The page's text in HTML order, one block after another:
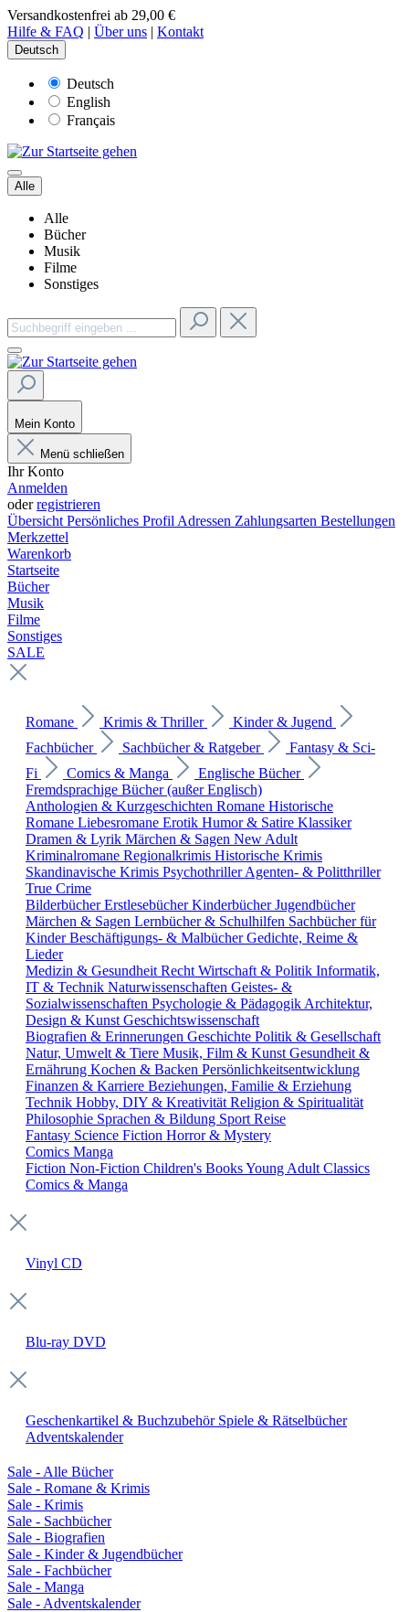
Versandkostenfrei ab 29,00 €
Hilfe & FAQ | Über uns | Kontakt
Deutsch
Deutsch
English
Français
Alle
Alle
Bücher
Musik
Filme
Sonstiges
Mein Konto
Menü schließen
Ihr Konto
Anmelden
oderregistrieren
Übersicht Persönliches Profil Adressen Zahlungsarten Bestellungen
Merkzettel
Warenkorb
Startseite
Bücher
Musik
Filme
Sonstiges
SALE
Romane Krimis & Thriller
Kinder & Jugend
Fachbücher
Sachbücher & Ratgeber
Fantasy & Sci-
Fi
Comics & Manga
Englische Bücher
Fremdsprachige Bücher (außer Englisch)
Anthologien & Kurzgeschichten Romane Historische
Romane Liebesromane Erotik Humor & Satire Klassiker
Dramen & Lyrik Märchen & Sagen New Adult
Kriminalromane Regionalkrimis Historische Krimis
Skandinavische Krimis PsychothrillerAgenten- & Politthriller
True Crime
BilderbücherErstlesebücherKinderbücherJugendbücher
Märchen & Sagen Lernbücher & Schulhilfen Sachbücher für
KinderBeschäftigungs- & MalbücherGedichte, Reime &
Lieder
Medizin & Gesundheit Recht Wirtschaft & Politik Informatik,
IT & Technik Naturwissenschaften Geistes- &
Sozialwissenschaften Psychologie & Pädagogik Architektur,
Design & Kunst Geschichtswissenschaft
Biografien & Erinnerungen Geschichte Politik & Gesellschaft
Natur, Umwelt & Tiere Musik, Film & Kunst Gesundheit &
Ernährung Kochen & Backen Persönlichkeitsentwicklung
Finanzen & Karriere Beziehungen, Familie & Erziehung
Technik Hobby, DIY & Kreativität Religion & Spiritualität
Philosophie Sprachen & Bildung Sport Reise
Fantasy Science Fiction Horror & Mystery
Comics Manga
Fiction Non-Fiction Children's BooksYoung Adult Classics
Comics & Manga
Vinyl CD
Blu-ray DVD
Geschenkartikel & Buchzubehör Spiele & Rätselbücher
Adventskalender
Sale - Alle Bücher
Sale - Romane & Krimis
Sale - Krimis
Sale - Sachbücher
Sale - Biografien
Sale - Kinder & Jugendbücher
Sale - Fachbücher
Sale - Manga
Sale - Adventskalender